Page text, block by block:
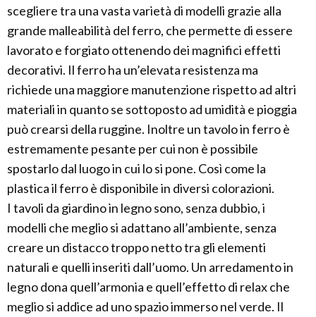
scegliere tra una vasta varietà di modelli grazie alla
grande malleabilità del ferro, che permette di essere
lavorato e forgiato ottenendo dei magnifici effetti
decorativi. Il ferro ha un’elevata resistenza ma
richiede una maggiore manutenzione rispetto ad altri
materiali in quanto se sottoposto ad umidità e pioggia
può crearsi della ruggine. Inoltre un tavolo in ferro è
estremamente pesante per cui non è possibile
spostarlo dal luogo in cui lo si pone. Così come la
plastica il ferro è disponibile in diversi colorazioni.
I tavoli da giardino in legno sono, senza dubbio, i
modelli che meglio si adattano all’ambiente, senza
creare un distacco troppo netto tra gli elementi
naturali e quelli inseriti dall’uomo. Un arredamento in
legno dona quell’armonia e quell’effetto di relax che
meglio si addice ad uno spazio immerso nel verde. Il